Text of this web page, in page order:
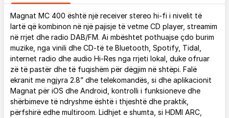
Magnat MC 400 është një receiver stereo hi-fi i nivelit të
lartë që kombinon në një pajisje të vetme CD player, streamim
në rrjet dhe radio DAB/FM. Ai mbështet pothuajse çdo burim
muzike, nga vinili dhe CD-të te Bluetooth, Spotify, Tidal,
internet radio dhe audio Hi-Res nga rrjeti lokal, duke ofruar
zë të pastër dhe të fuqishëm për dëgjim në shtëpi. Falë
ekranit me ngjyra 2.8” dhe telekomandës, si dhe aplikacionit
Magnat për iOS dhe Android, kontrolli i funksioneve dhe
shërbimeve të ndryshme është i thjeshtë dhe praktik,
përfshirë edhe multiroom. Lidhjet e shumta, si HDMI ARC,